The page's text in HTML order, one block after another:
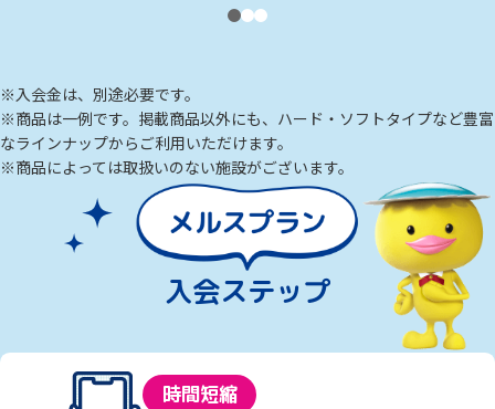
※入会金は、別途必要です。
※商品は一例です。掲載商品以外にも、ハード・ソフトタイプなど豊富
なラインナップからご利用いただけます。
※商品によっては取扱いのない施設がございます。
入会ステップ
時間短縮